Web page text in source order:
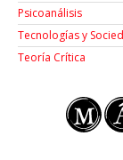
Psicoanálisis
Tecnologías y
Teoría Crítica